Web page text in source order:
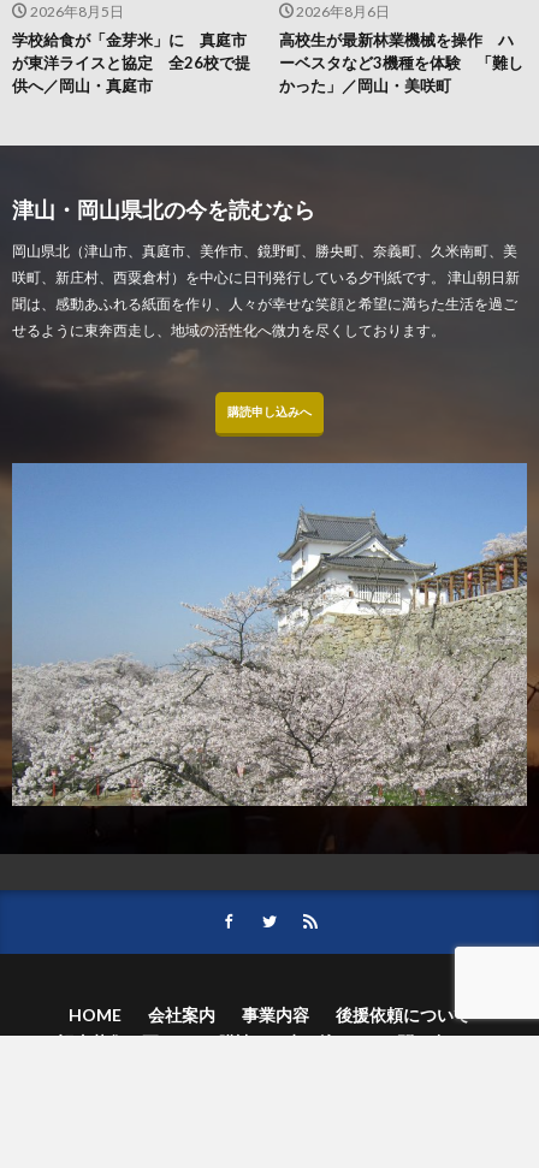
2026年8月6日
高校生が最新林業機械を操作 ハ
ーベスタなど3機種を体験 「難し
かった」／岡山・美咲町
2026年8月5日
学校給食が「金芽米」に 真庭市
が東洋ライスと協定 全26校で提
供へ／岡山・真庭市
津山・岡山県北の今を読むなら
岡山県北（津山市、真庭市、美作市、鏡野町、勝央町、奈義町、久米南町、美
咲町、新庄村、西粟倉村）を中心に日刊発行している夕刊紙です。 津山朝日新
聞は、感動あふれる紙面を作り、人々が幸せな笑顔と希望に満ちた生活を過ご
せるように東奔西走し、地域の活性化へ微力を尽くしております。
購読申し込みへ
HOME 会社案内 事業内容
後援依頼について
記事募集の要項
ご購読のお申し込み
お問い合わせ